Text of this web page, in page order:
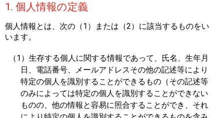
1. 個人情報の定義
個人情報とは、次の（1）または（2）に該当するものをい
います。
（1）生存する個人に関する情報であって、氏名、生年月
日、電話番号、メールアドレスその他の記述等により
特定の個人を識別することができるもの（その記述等
のみによっては特定の個人を識別することができない
ものの、他の情報と容易に照合することができ、それ